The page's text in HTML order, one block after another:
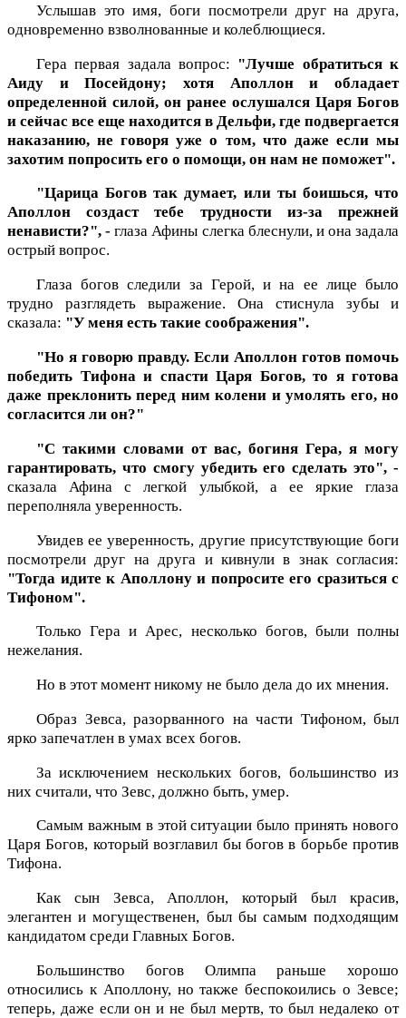
Услышав это имя, боги посмотрели друг на друга,
одновременно взволнованные и колеблющиеся.
Гера первая задала вопрос: "Лучше обратиться к
Аиду и Посейдону; хотя Аполлон и обладает
определенной силой, он ранее ослушался Царя Богов
и сейчас все еще находится в Дельфи, где подвергается
наказанию, не говоря уже о том, что даже если мы
захотим попросить его о помощи, он нам не поможет".
"Царица Богов так думает, или ты боишься, что
Аполлон создаст тебе трудности из-за прежней
ненависти?", -глаза Афины слегка блеснули, и она задала
острый вопрос.
Глаза богов следили за Герой, и на ее лице было
трудно разглядеть выражение. Она стиснула зубы и
сказала: "У меня есть такие соображения".
"Но я говорю правду. Если Аполлон готов помочь
победить Тифона и спасти Царя Богов, то я готова
даже преклонить перед ним колени и умолять его, но
согласится ли он?"
"С такими словами от вас, богиня Гера, я могу
гарантировать, что смогу убедить его сделать это", -
сказала Афина с легкой улыбкой, а ее яркие глаза
переполняла уверенность.
Увидев ее уверенность, другие присутствующие боги
посмотрели друг на друга и кивнули в знак согласия:
"Тогда идите к Аполлону и попросите его сразиться с
Тифоном".
Только Гера и Арес, несколько богов, были полны
нежелания.
Но в этот момент никому не было дела до их мнения.
Образ Зевса, разорванного на части Тифоном, был
ярко запечатлен в умах всех богов.
За исключением нескольких богов, большинство из
них считали, что Зевс, должно быть, умер.
Самым важным в этой ситуации было принять нового
Царя Богов, который возглавил бы богов в борьбе против
Тифона.
Как сын Зевса, Аполлон, который был красив,
элегантен и могущественен, был бы самым подходящим
кандидатом среди Главных Богов.
Большинство богов Олимпа раньше хорошо
относились к Аполлону, но также беспокоились о Зевсе;
теперь, даже если он и не был мертв, то был недалеко от